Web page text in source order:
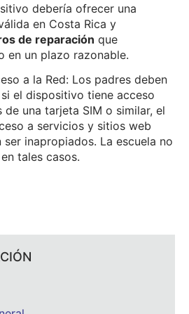
debería ofrecer una
en Costa Rica y
de reparación que
en un plazo razonable.
a la Red: Los padres deben
el dispositivo tiene acceso
de una tarjeta SIM o similar, el
a servicios y sitios web
inapropiados. La escuela no
tales casos.